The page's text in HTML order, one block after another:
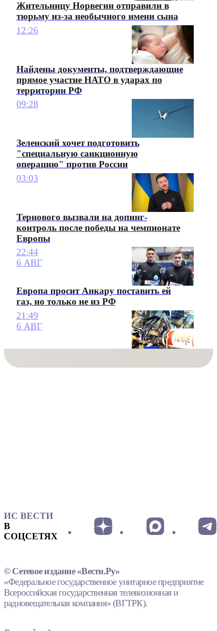
Жительницу Норвегии отправили в
тюрьму из-за необычного имени сына
12:26
Найдены документы, подтверждающие
прямое участие НАТО в ударах по
территории РФ
09:28
Зеленский хочет подготовить
"специальную санкционную
операцию" против России
03:03
Тернового вызвали на допинг-
контроль после победы на чемпионате
Европы
22:44
6 АВГ
Европа просит Анкару поставить ей
газ, но только не из РФ
21:49
6 АВГ
ИС ВЕСТИ
В
СОЦСЕТЯХ
© Сетевое издание «Вести.Ру»
«Федеральное государственное унитарное предприятие
Всероссийская государственная телевизионная и
радиовещательная компания» (ВГТРК).